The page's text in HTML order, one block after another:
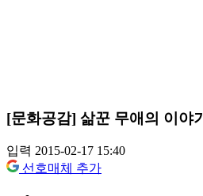
[문화공감] 삶꾼 무애의 이야기
입력 2015-02-17 15:40
선호매체 추가